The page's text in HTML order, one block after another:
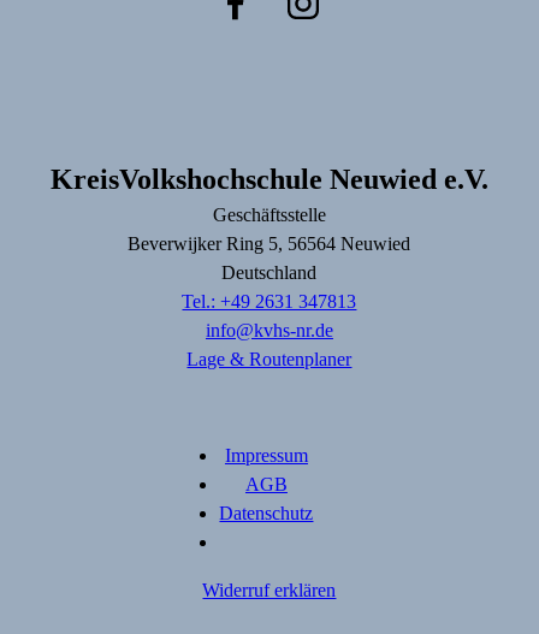
KreisVolkshochschule Neuwied e.V.
Geschäftsstelle
Beverwijker Ring 5, 56564Neuwied
Deutschland
Tel.: +49 2631 347813
info@kvhs-nr.de
Lage & Routenplaner
Impressum
AGB
Datenschutz
Widerruf erklären